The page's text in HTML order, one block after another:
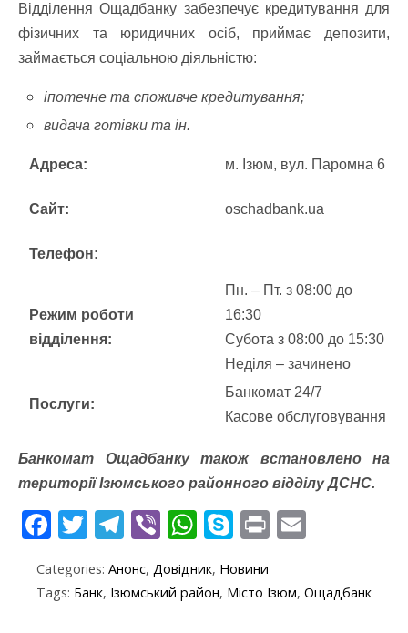
Відділення Ощадбанку забезпечує кредитування для
фізичних та юридичних осіб, приймає депозити,
займається соціальною діяльністю:
іпотечне та споживче кредитування;
видача готівки та ін.
Адреса: м. Ізюм, вул. Паромна 6
Сайт: oschadbank.ua
Телефон:
Режим роботи
відділення:
Пн. – Пт. з 08:00 до
16:30
Субота з 08:00 до 15:30
Неділя – зачинено
Послуги:
Банкомат 24/7
Касове обслуговування
Банкомат Ощадбанку також встановлено на
території Ізюмського районного відділу ДСНС.
F
e
b
T
itt
er
T
e
Vi
er
W
at
S
y
Pr
t ai
Categories: Анонс, Довідник, Новини
Tags: Банк, Ізюмський район, Місто Ізюм, Ощадбанк